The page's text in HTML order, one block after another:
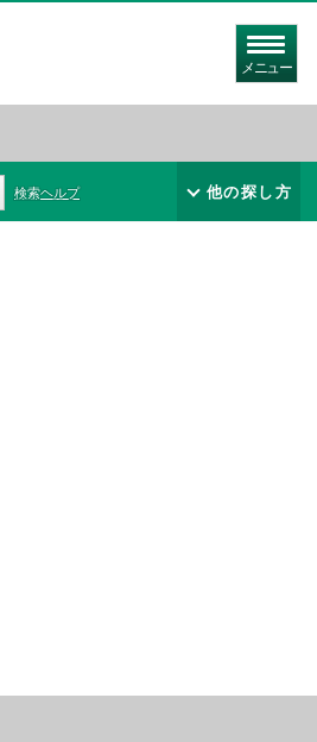
メニュー
検索ヘルプ 他の探し方